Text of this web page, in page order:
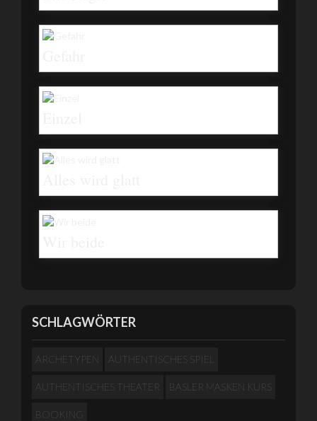
SCHLAGWÖRTER
ARCHETYPEN AUTHENTISCHES SPIEL
AUTHENTISCHES THEATER BASLER MASKEN KURS
BOOKING